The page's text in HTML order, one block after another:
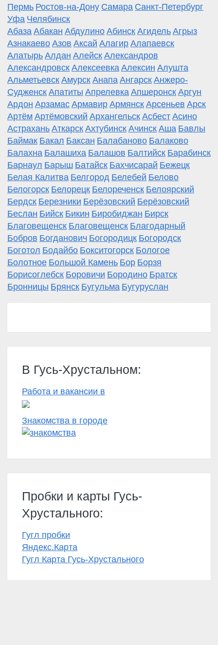
Пермь Ростов-на-Дону Самара Санкт-Петербург
Уфа Челябинск
Абаза Абакан Абдулино Абинск Агидель Агрыз
Азнакаево Азов Аксай Алагир Алапаевск
Алатырь Алдан Алейск Александров
Александровск Алексеевка Алексин Алушта
Альметьевск Амурск Анапа Ангарск Анжеро-
Судженск Апатиты Апрелевка Апшеронск Аргун
Ардон Арзамас Армавир Армянск Арсеньев Арск
Артём Артёмовский Архангельск Асбест Асино
Астрахань Аткарск Ахтубинск Ачинск Аша Бавлы
Баймак Бакал Баксан Балабаново Балаково
Балахна Балашиха Балашов Балтийск Барабинск
Барнаул Барыш Батайск Бахчисарай Бежецк
Белая Калитва Белгород Белебей Белово
Белогорск Белорецк Белореченск Белоярский
Бердск Березники Берёзовский Берёзовский
Беслан Бийск Бикин Биробиджан Бирск
Благовещенск Благовещенск Благодарный
Бобров Богданович Богородицк Богородск
Боготол Бодайбо Бокситогорск Бологое
Болотное Большой Камень Бор Борзя
Борисоглебск Боровичи Бородино Братск
Бронницы Брянск Бугульма Бугуруслан
В Гусь-Хрустальном:
Работа и вакансии в
Знакомства в городе
Пробки и карты Гусь-
Хрустального:
Гугл пробки
Яндекс.Карта
Гугл Карта Гусь-Хрустального